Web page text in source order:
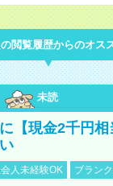
閲覧履歴からのオス
未読
【現金2千円
人未経験OK
ブラン